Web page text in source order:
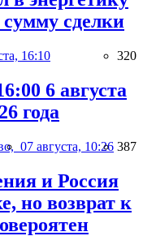
сделки
16:10 320
6 августа
года
07 августа, 10:26 387
и Россия
но возврат к